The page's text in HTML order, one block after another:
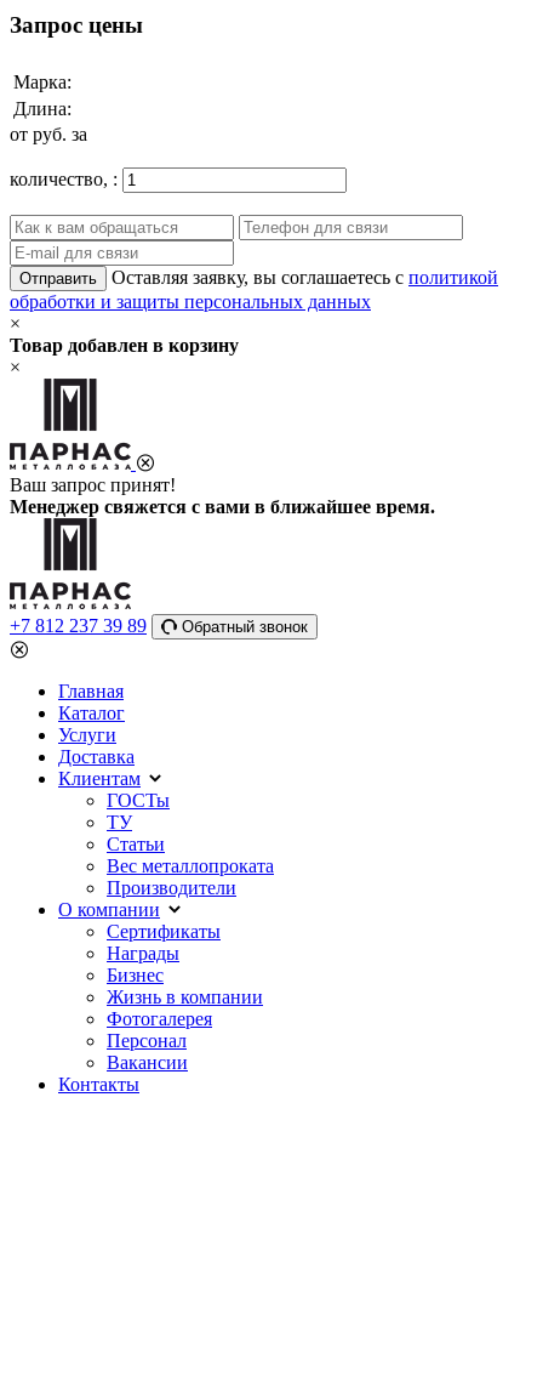
Запрос цены
Марка:
Длина:
от руб. за
количество, :
Отправить Оставляя заявку, вы соглашаетесь с политикой
обработки и защиты персональных данных
×
Товар добавлен в корзину
×
Ваш запрос принят!
Менеджер свяжется с вами в ближайшее время.
+7 812 237 39 89 Обратный звонок
Главная
Каталог
Услуги
Доставка
Клиентам
ГОСТы
ТУ
Статьи
Вес металлопроката
Производители
О компании
Сертификаты
Награды
Бизнес
Жизнь в компании
Фотогалерея
Персонал
Вакансии
Контакты